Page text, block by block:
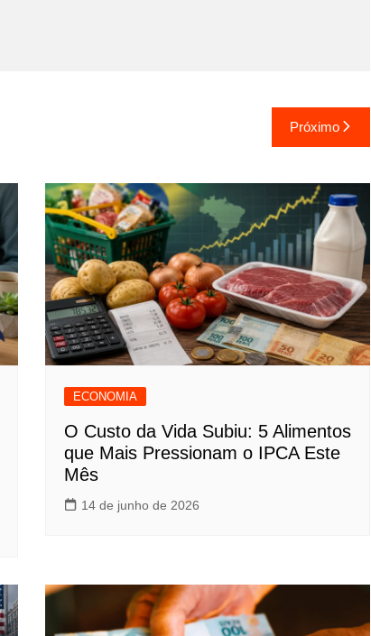
Próximo
ECONOMIA
O Custo da Vida Subiu: 5 Alimentos
que Mais Pressionam o IPCA Este
Mês
14 de junho de 2026